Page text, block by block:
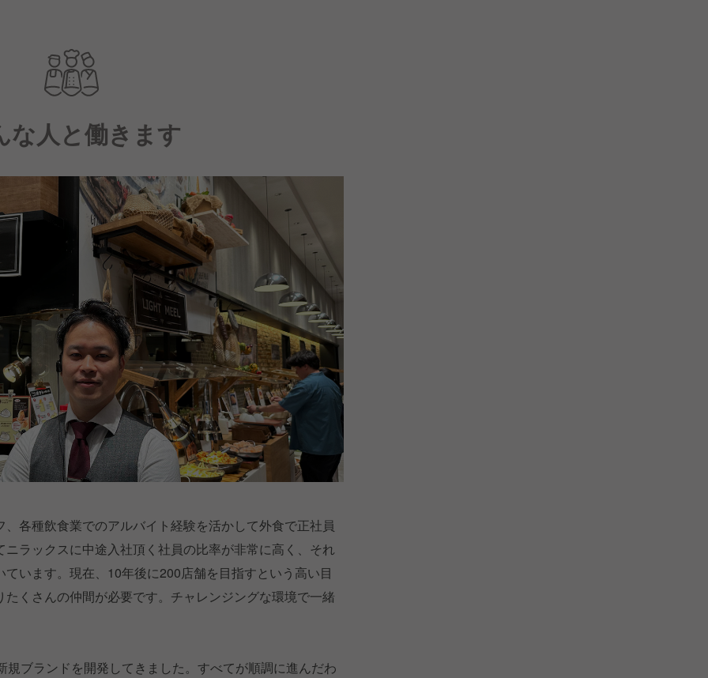
な人と働きます
各種飲食業でのアルバイト経験を活かして外食で正社員
ラックスに中途入社頂く社員の比率が非常に高く、それ
います。現在、10年後に200店舗を目指すという高い目
くさんの仲間が必要です。チャレンジングな環境で一緒
ブランドを開発してきました。すべてが順調に進んだわ